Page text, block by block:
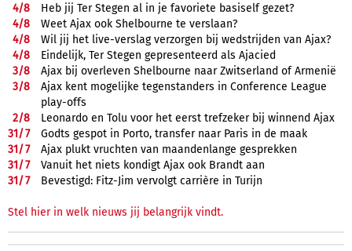
4/8
Heb jij Ter Stegen al in je favoriete basiself gezet?
4/8
Weet Ajax ook Shelbourne te verslaan?
4/8
Wil jij het live-verslag verzorgen bij wedstrijden van Ajax?
4/8
Eindelijk, Ter Stegen gepresenteerd als Ajacied
3/8
Ajax bij overleven Shelbourne naar Zwitserland of Armenië
3/8
Ajax kent mogelijke tegenstanders in Conference League
play-offs
2/8
Leonardo en Tolu voor het eerst trefzeker bij winnend Ajax
31/7
Godts gespot in Porto, transfer naar Paris in de maak
31/7
Ajax plukt vruchten van maandenlange gesprekken
31/7
Vanuit het niets kondigt Ajax ook Brandt aan
31/7 Bevestigd: Fitz-Jim vervolgt carrière in Turijn
Stel hier in welk nieuws jij belangrijk vindt.